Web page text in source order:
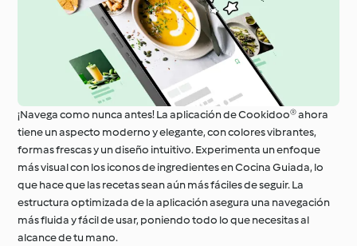
¡Navega como nunca antes! La aplicación de Cookidoo® ahora
tiene un aspecto moderno y elegante, con colores vibrantes,
formas frescas y un diseño intuitivo. Experimenta un enfoque
más visual con los iconos de ingredientes en Cocina Guiada, lo
que hace que las recetas sean aún más fáciles de seguir. La
estructura optimizada de la aplicación asegura una navegación
más fluida y fácil de usar, poniendo todo lo que necesitas al
alcance de tu mano.